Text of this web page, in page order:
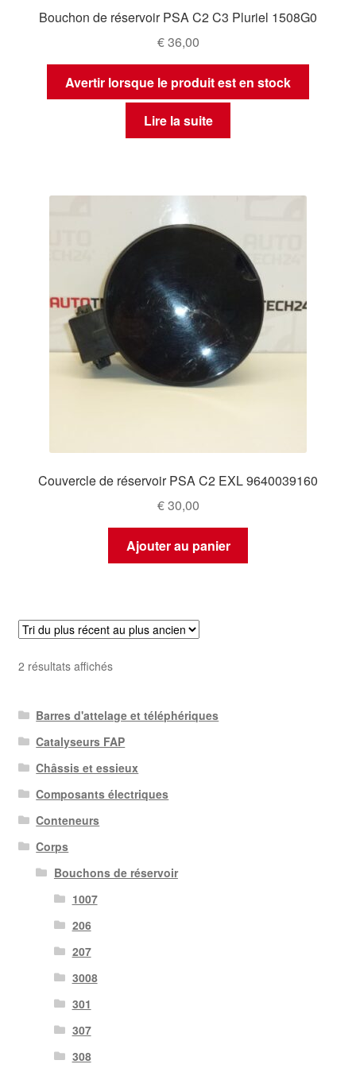
Bouchon de réservoir PSA C2 C3 Pluriel 1508G0
€36,00
Avertir lorsque le produit est en stock
Lire la suite
Couvercle de réservoir PSA C2 EXL 9640039160
€30,00
Ajouter au panier
2 résultats affichésTrié
récent
au
plus
ancien
Barres d'attelage et téléphériques
Catalyseurs FAP
Châssis et essieux
Composants électriques
Conteneurs
Corps
Bouchons de réservoir
1007
206
207
3008
301
307
308